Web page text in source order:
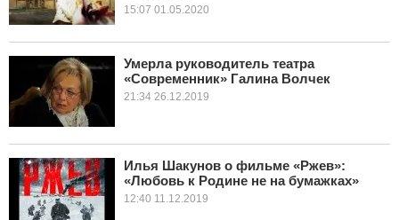
15:07 01.05.2020
Умерла руководитель театра
«Современник» Галина Волчек
21:34 26.12.2019
Илья Шакунов о фильме «Ржев»:
«Любовь к Родине не на бумажках»
12:40 11.12.2019